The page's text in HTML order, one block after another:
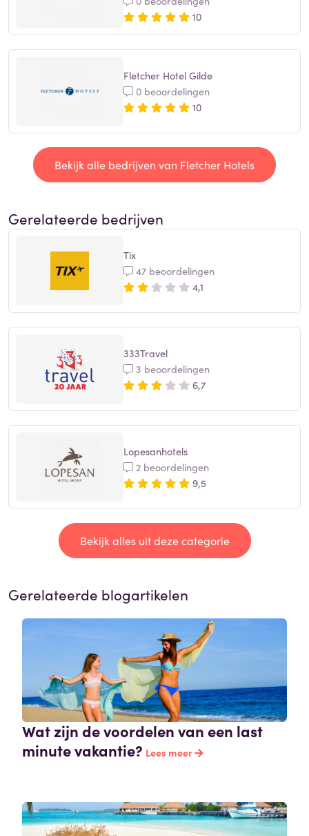
10
Fletcher Hotel Gilde
0 beoordelingen
10
Bekijk alle bedrijven van Fletcher Hotels
Gerelateerde bedrijven
Tix
47 beoordelingen
4,1
333Travel
3 beoordelingen
6,7
Lopesanhotels
2 beoordelingen
9,5
Bekijk alles uit deze categorie
Gerelateerde blogartikelen
Wat zijn de voordelen van een last
minute vakantie? Lees meer